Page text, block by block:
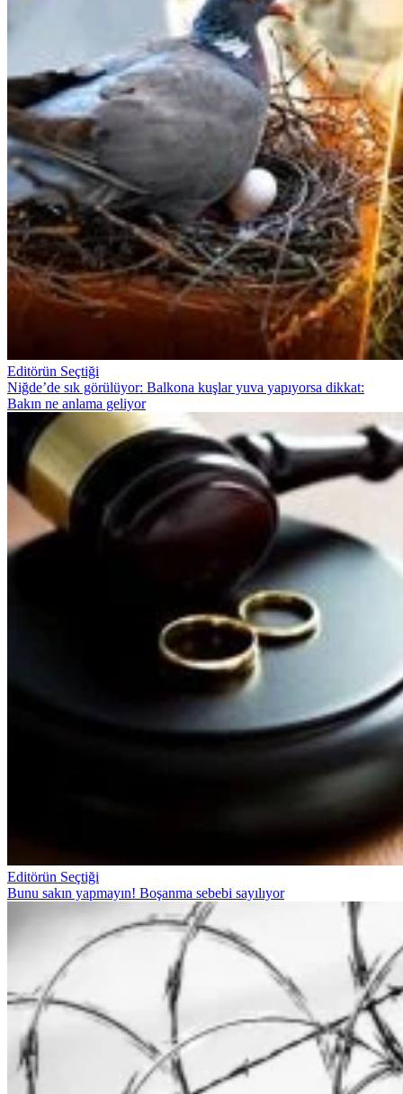
Editörün Seçtiği
Niğde’de sık görülüyor: Balkona kuşlar yuva yapıyorsa dikkat:
Bakın ne anlama geliyor
Editörün Seçtiği
Bunu sakın yapmayın! Boşanma sebebi sayılıyor